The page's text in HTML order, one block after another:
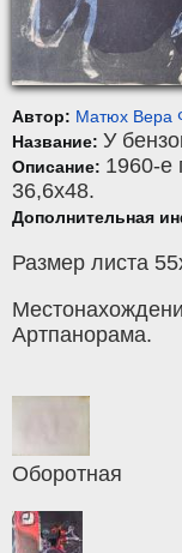
Автор: Матюх Вера
Название: У
Описание: 1960-е
36,6x48.
Дополнительная
Размер листа
Артпанорама.
Оборотная